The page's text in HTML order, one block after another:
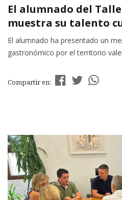
El alumnado del
muestra su talento
El alumnado ha presentado un
gastronómico por el territorio
Compartir en: